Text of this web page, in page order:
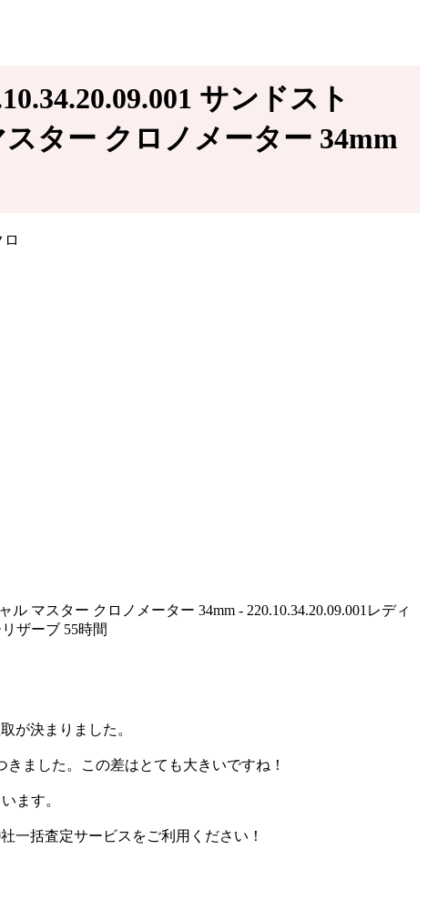
サンドスト
ター クロノメーター 34mm
マスター クロノメーター 34mm - 220.10.34.20.09.001レディ
ー ブ 55時 間
が決まりました。
ました。この差はとても大きいですね！
ます。
一括査定サービスをご利用ください！